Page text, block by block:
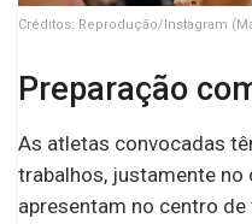
Créditos: Reprodução/Instagram
Preparação
As atletas convocadas
trabalhos, justamente no
apresentam no centro